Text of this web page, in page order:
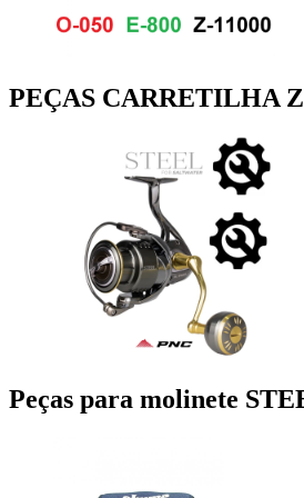
PEÇAS CARRETILHA
Peças para molinete